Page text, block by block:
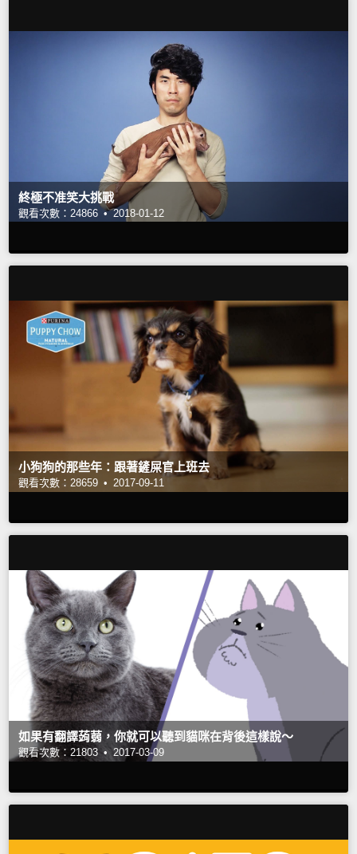
終極不准笑大挑戰
觀看次數：24866 • 2018-01-12
小狗狗的那些年：跟著鏟屎官上班去
觀看次數：28659 • 2017-09-11
如果有翻譯蒟蒻，你就可以聽到貓咪在背後這樣說～
觀看次數：21803 • 2017-03-09